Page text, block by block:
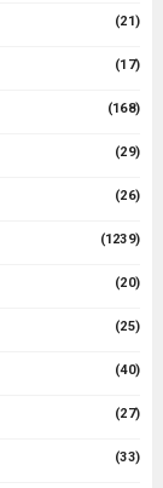
(21)
(17)
(168)
(29)
(26)
(1239)
(20)
(25)
(40)
(27)
(33)